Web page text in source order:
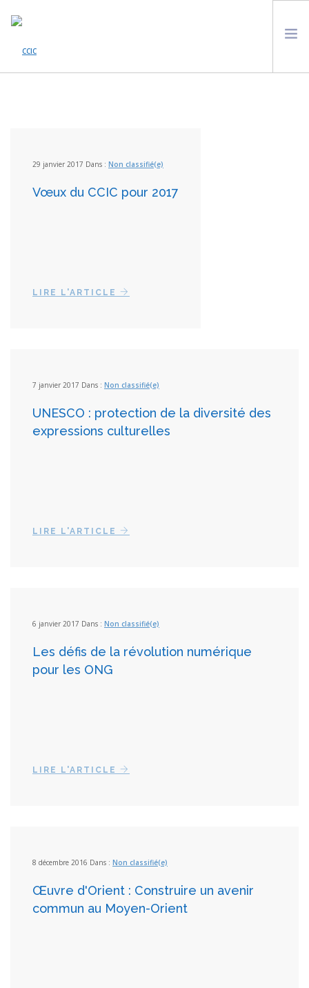
LES ONG DE LA PLATEFORME
29 janvier 2017 Dans : Non classifié(e)
Vœux du CCIC pour 2017
LIRE L'ARTICLE
7 janvier 2017 Dans : Non classifié(e)
UNESCO : protection de la diversité des
expressions culturelles
LIRE L'ARTICLE
6 janvier 2017 Dans : Non classifié(e)
Les défis de la révolution numérique
pour les ONG
LIRE L'ARTICLE
8 décembre 2016 Dans : Non classifié(e)
Œuvre d'Orient : Construire un avenir
commun au Moyen-Orient